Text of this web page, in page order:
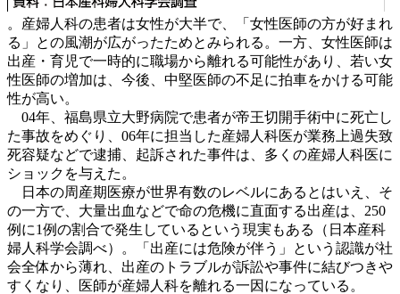
。産婦人科の患者は女性が大半で、「女性医師の方が好まれ
る」との風潮が広がったためとみられる。一方、女性医師は
出産・育児で一時的に職場から離れる可能性があり、若い女
性医師の増加は、今後、中堅医師の不足に拍車をかける可能
性が高い。
04年、福島県立大野病院で患者が帝王切開手術中に死亡し
た事故をめぐり、06年に担当した産婦人科医が業務上過失致
死容疑などで逮捕、起訴された事件は、多くの産婦人科医に
ショックを与えた。
日本の周産期医療が世界有数のレベルにあるとはいえ、そ
の一方で、大量出血などで命の危機に直面する出産は、250
例に1例の割合で発生しているという現実もある（日本産科
婦人科学会調べ）。「出産には危険が伴う」という認識が社
会全体から薄れ、出産のトラブルが訴訟や事件に結びつきや
すくなり、医師が産婦人科を離れる一因になっている。